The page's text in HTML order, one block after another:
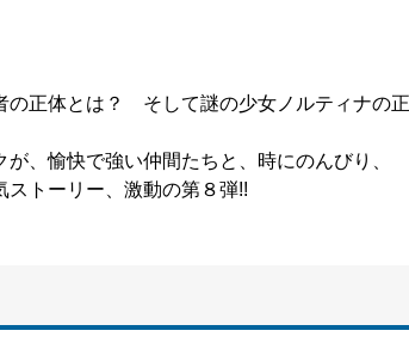
の正体とは？ そして謎の少女ノルティナ
、愉快で強い仲間たちと、時にのんびり、
トーリー、激動の第８弾!!